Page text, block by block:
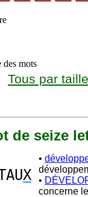
mots
Tous par taille
de seize
X
•
•
concerne